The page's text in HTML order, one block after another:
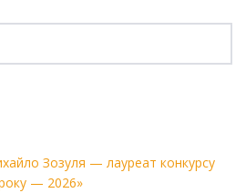
Зозуля — лауреат конкурсу
— 2026»